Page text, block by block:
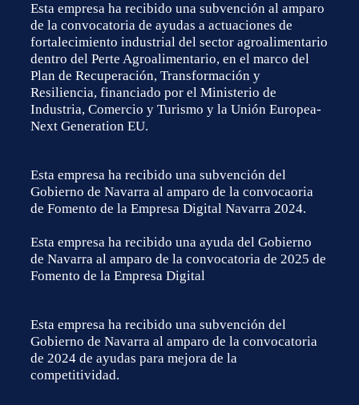
Esta empresa ha recibido una subvención al amparo
de la convocatoria de ayudas a actuaciones de
fortalecimiento industrial del sector agroalimentario
dentro del Perte Agroalimentario, en el marco del
Plan de Recuperación, Transformación y
Resiliencia, financiado por el Ministerio de
Industria, Comercio y Turismo y la Unión Europea-
Next Generation EU.
Esta empresa ha recibido una subvención del
Gobierno de Navarra al amparo de la convocaoria
de Fomento de la Empresa Digital Navarra 2024.
Esta empresa ha recibido una ayuda del Gobierno
de Navarra al amparo de la convocatoria de 2025 de
Fomento de la Empresa Digital
Esta empresa ha recibido una subvención del
Gobierno de Navarra al amparo de la convocatoria
de 2024 de ayudas para mejora de la
competitividad.